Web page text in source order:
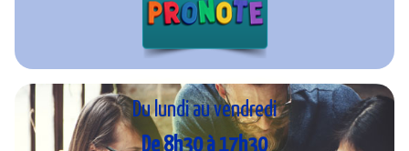
Du lundi au vendredi
De 8h30 à 17h30